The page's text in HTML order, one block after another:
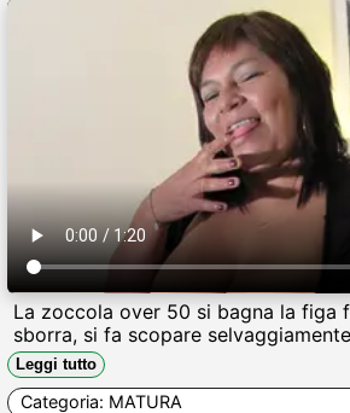
La zoccola over 50 si bagna la figa
sborra, si fa scopare
urla come una puttana mentre si
enormi e oggetti sporchi, troia
Leggi tutto
Categoria: MATURA